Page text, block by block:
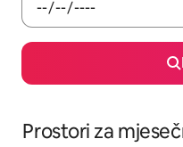
Prostori za